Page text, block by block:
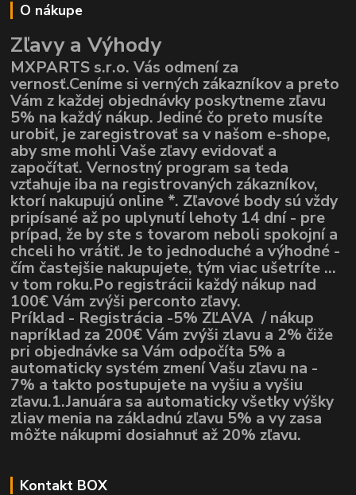
O nákupe
Zľavy a Výhody
MXPARTS s.r.o. Vás odmení za
vernosť.Ceníme si verných zákazníkov a preto
Vám z každej objednávky poskytneme zľavu
5% na každý nákup. Jediné čo preto musíte
urobiť, je zaregistrovať sa v našom e-shope,
aby sme mohli Vaše zľavy evidovať a
započítať. Vernostný program sa teda
vzťahuje iba na registrovaných zákazníkov,
ktorí nakupujú online *. Zľavové body sú vždy
pripísané až po uplynutí lehoty 14 dní - pre
prípad, že by ste s tovarom neboli spokojní a
chceli ho vrátiť. Je to jednoduché a výhodné -
čím častejšie nakupujete, tým viac ušetríte ...
v tom roku.Po registrácii každý nákup nad
100€ Vám zvýši perconto zľavy.
Príklad - Registrácia -5% ZĽAVA / nákup
napríklad za 200€ Vám zvýši zlavu a 2% čiže
pri objednávke sa Vám odpočíta 5% a
automaticky systém zmení Vašu zľavu na -
7% a takto postupujete na vyšiu a vyšiu
zľavu.1.Januára sa automaticky všetky výšky
zliav menia na základnú zľavu 5% a vy zasa
môžte nákupmi dosiahnuť až 20% zľavu.
Kontakt BOX